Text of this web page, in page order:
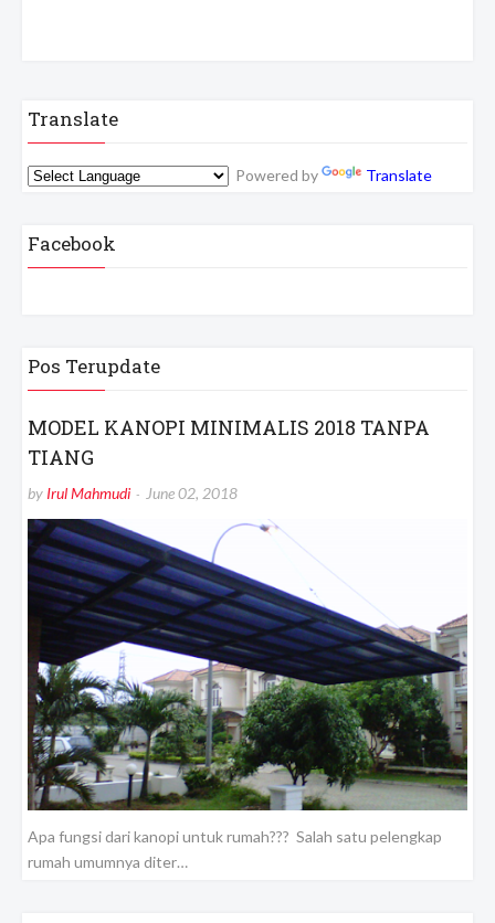
Translate
Powered by Translate
Facebook
Pos Terupdate
MODEL KANOPI MINIMALIS 2018 TANPA
TIANG
by Irul Mahmudi June 02, 2018
Apa fungsi dari kanopi untuk rumah??? Salah satu pelengkap
rumah umumnya diter…